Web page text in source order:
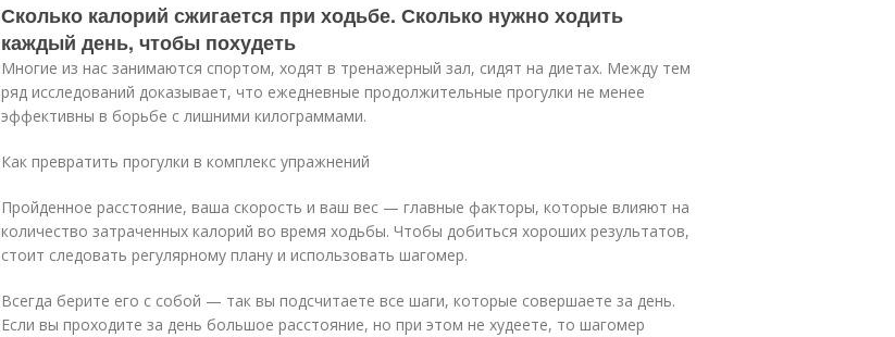
Сколько калорий сжигается при ходьбе. Сколько нужно ходить
каждый день, чтобы похудеть
Многие из нас занимаются спортом, ходят в тренажерный зал, сидят на диетах. Между тем
ряд исследований доказывает, что ежедневные продолжительные прогулки не менее
эффективны в борьбе с лишними килограммами.
Как превратить прогулки в комплекс упражнений
Пройденное расстояние, ваша скорость и ваш вес — главные факторы, которые влияют на
количество затраченных калорий во время ходьбы. Чтобы добиться хороших результатов,
стоит следовать регулярному плану и использовать шагомер.
Всегда берите его с собой — так вы подсчитаете все шаги, которые совершаете за день.
Если вы проходите за день большое расстояние, но при этом не худеете, то шагомер